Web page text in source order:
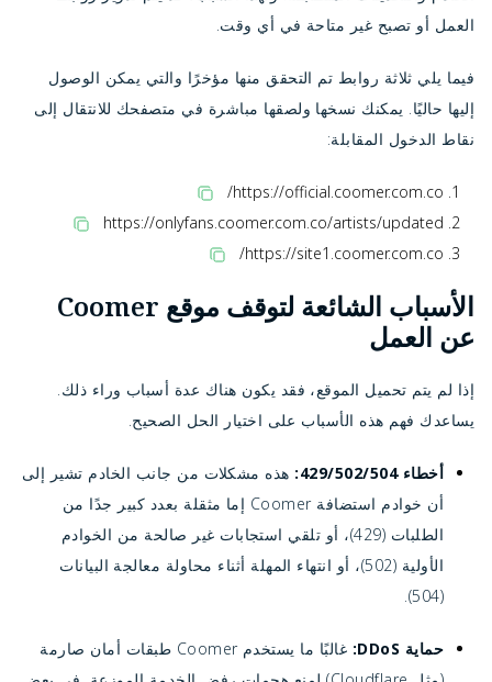
العمل أو تصبح غير متاحة في أي وقت.
فيما يلي ثلاثة روابط تم التحقق منها مؤخرًا والتي يمكن الوصول
إليها حاليًا. يمكنك نسخها ولصقها مباشرة في متصفحك للانتقال إلى
نقاط الدخول المقابلة:
https://official.coomer.com.co/
https://onlyfans.coomer.com.co/artists/updated
https://site1.coomer.com.co/
الأسباب الشائعة لتوقف موقع Coomer
عن العمل
إذا لم يتم تحميل الموقع، فقد يكون هناك عدة أسباب وراء ذلك.
يساعدك فهم هذه الأسباب على اختيار الحل الصحيح.
أخطاء 429/502/504:
هذه مشكلات من جانب الخادم تشير إلى
أن خوادم استضافة Coomer إما مثقلة بعدد كبير جدًا من
الطلبات (429)، أو تلقي استجابات غير صالحة من الخوادم
الأولية (502)، أو انتهاء المهلة أثناء محاولة معالجة البيانات
(504).
حماية DDoS:
غالبًا ما يستخدم Coomer طبقات أمان صارمة